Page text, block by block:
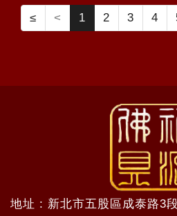
≤ < 1 2 3 4
地址 : 新北市五股區成泰路3